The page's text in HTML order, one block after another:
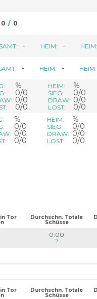
0 / 0
- HEIM: - HEIM:
- HEIM: - HEIM:
%
0/0
0/0
0/0
HEIM: %
SIEG: 0/0
DRAW: 0/0
LOST: 0/0
%
0/0
0/0
0/0
HEIM: %
SIEG: 0/0
DRAW: 0/0
LOST: 0/0
Tor Durchschn. Totale
Schüsse
0.00
?
Tor Durchschn. Totale
Schüsse